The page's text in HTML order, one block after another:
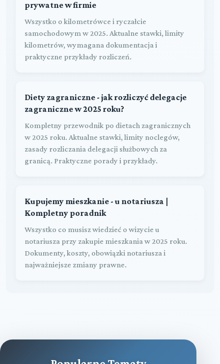
prywatne w firmie
Wszystko o kilometrówce i ryczałcie
samochodowym w 2025. Aktualne stawki, limity
kilometrów, wymagana dokumentacja i
praktyczne przykłady rozliczeń.
Diety zagraniczne - jak rozliczyć delegacje
zagraniczne w 2025 roku?
Kompletny przewodnik po dietach zagranicznych
w 2025 roku. Aktualne stawki, limity noclegów,
zasady rozliczania delegacji służbowych za
granicą. Praktyczne porady i przykłady.
Kupujemy mieszkanie - u notariusza |
Kompletny poradnik
Wszystko co musisz wiedzieć o wizycie u
notariusza przy zakupie mieszkania w 2025 roku.
Dokumenty, koszty, obowiązki notariusza i
najważniejsze zmiany prawne.